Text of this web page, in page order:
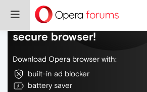
Do more on the web, with
secure browser!
Download Opera browser with:
built-in ad blocker
battery saver